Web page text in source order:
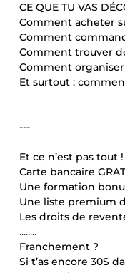
CE QUE TU VAS
Comment acheter
Comment
Comment trouver
Comment
Et surtout :
---
Et ce n’est pas tout !
Carte bancaire
Une formation
Une liste premium
Les droits de
........
Franchement ?
Si t’as encore 30$